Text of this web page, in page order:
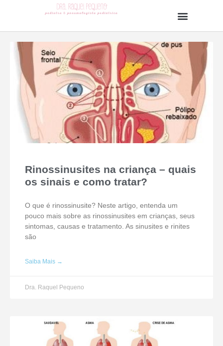
Rinossinusites na criança – quais
os sinais e como tratar?
O que é rinossinusite? Neste artigo, entenda um
pouco mais sobre as rinossinusites em crianças, seus
sintomas, causas e tratamento. As sinusites e rinites
são
Saiba Mais →
Dra. Raquel Pequeno